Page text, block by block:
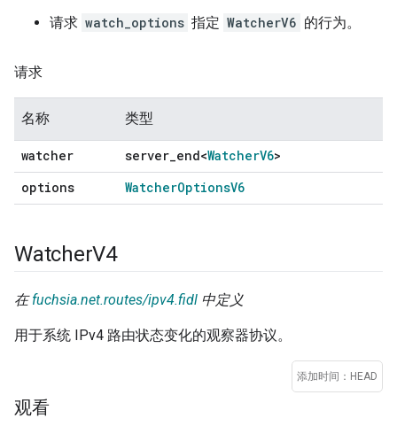
请求 watch_options 指定 WatcherV6 的行为。
请求
名称 类型
watcher server end<WatcherV6>
options
WatcherOptionsV6
WatcherV4
在fuchsia.net.routes/ipv4.fidl 中定义
用于系统 IPv4 路由状态变化的观察器协议。
添加时间：HEAD
观看